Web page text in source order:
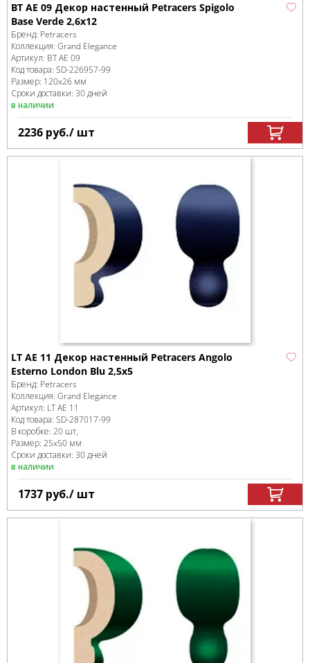
BT AE 09 Декор настенный Petracers Spigolo
Base Verde 2,6x12
Бренд: Petracers
Коллекция: Grand Elegance
Артикул: BT AE 09
Код товара: SD-226957-99
Размер: 120x26 мм
Сроки доставки: 30 дней
в наличии
2236 руб./ шт
LT AE 11 Декор настенный Petracers Angolo
Esterno London Blu 2,5x5
Бренд: Petracers
Коллекция: Grand Elegance
Артикул: LT AE 11
Код товара: SD-287017-99
В коробке: 20 шт,
Размер: 25x50 мм
Сроки доставки: 30 дней
в наличии
1737 руб./ шт